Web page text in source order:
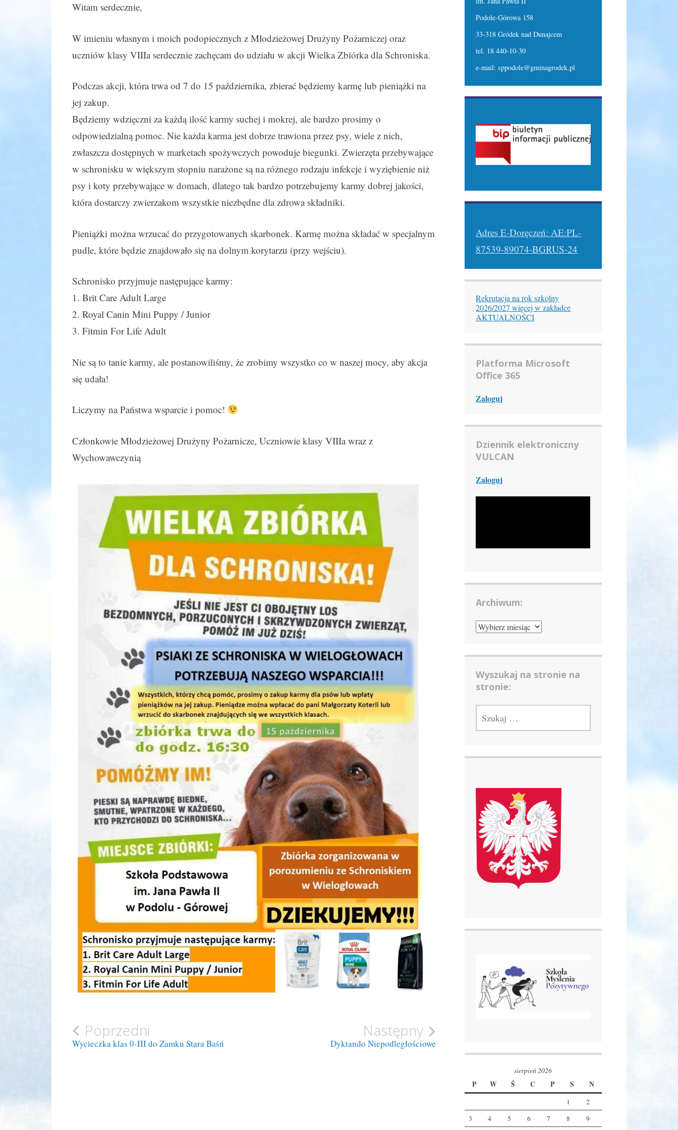
Witam serdecznie,
W imieniu własnym i moich podopiecznych z Młodzieżowej Drużyny Pożarniczej oraz
uczniów klasy VIIIa serdecznie zachęcam do udziału w akcji Wielka Zbiórka dla Schroniska.
Podczas akcji, która trwa od 7 do 15 października, zbierać będziemy karmę lub pieniążki na
jej zakup.
Będziemy wdzięczni za każdą ilość karmy suchej i mokrej, ale bardzo prosimy o
odpowiedzialną pomoc. Nie każda karma jest dobrze trawiona przez psy, wiele z nich,
zwłaszcza dostępnych w marketach spożywczych powoduje biegunki. Zwierzęta przebywające
w schronisku w większym stopniu narażone są na różnego rodzaju infekcje i wyziębienie niż
psy i koty przebywające w domach, dlatego tak bardzo potrzebujemy karmy dobrej jakości,
która dostarczy zwierzakom wszystkie niezbędne dla zdrowa składniki.
Pieniążki można wrzucać do przygotowanych skarbonek. Karmę można składać w specjalnym
pudle, które będzie znajdowało się na dolnym korytarzu (przy wejściu).
Schronisko przyjmuje następujące karmy:
1. Brit Care Adult Large
2. Royal Canin Mini Puppy / Junior
3. Fitmin For Life Adult
Nie są to tanie karmy, ale postanowiliśmy, że zrobimy wszystko co w naszej mocy, aby akcja
się udała!
Liczymy na Państwa wsparcie i pomoc!
Członkowie Młodzieżowej Drużyny Pożarnicze, Uczniowie klasy VIIIa wraz z
Wychowawczynią
Zobacz
Poprzedni
Wycieczka klas 0-III do Zamku Stara Baśń
Następny
Dyktando Niepodległościowe
Podole-Górowa 158
33-318 Gródek nad Dunajcem
tel. 18 440-10-30
e-mail: sppodole@gminagrodek.pl
Adres E-Doręczeń: AE:PL-
87539-89074-BGRUS-24
Rekrutacja na rok szkolny
2026/2027 więcej w zakładce
AKTUALNOŚCI
Platforma Microsoft
Office 365
Zaloguj
Dziennik elektroniczny
VULCAN
Zaloguj
Archiwum:
ARCHIWUM:
Wyszukaj na stronie na
stronie:
SZUKAJ:
sierpień 2026
P W Ś C P S N
1
2
3
4 5 6 7 8 9